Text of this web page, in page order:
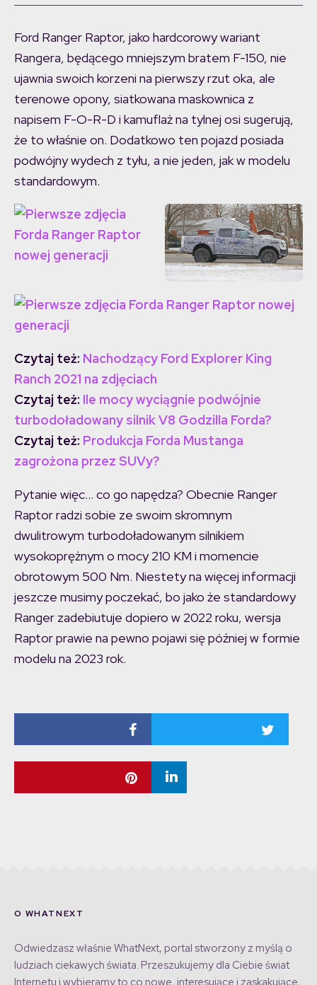
Ford Ranger Raptor, jako hardcorowy wariant
Rangera, będącego mniejszym bratem F-150, nie
ujawnia swoich korzeni na pierwszy rzut oka, ale
terenowe opony, siatkowana maskownica z
napisem F-O-R-D i kamuflaż na tylnej osi sugerują,
że to właśnie on. Dodatkowo ten pojazd posiada
podwójny wydech z tyłu, a nie jeden, jak w modelu
standardowym.
Czytaj też: Nachodzący Ford Explorer King
Ranch 2021 na zdjęciach
Czytaj też: Ile mocy wyciągnie podwójnie
turbodoładowany silnik V8 Godzilla Forda?
Czytaj też: Produkcja Forda Mustanga
zagrożona przez SUVy?
Pytanie więc… co go napędza? Obecnie Ranger
Raptor radzi sobie ze swoim skromnym
dwulitrowym turbodoładowanym silnikiem
wysokoprężnym o mocy 210 KM i momencie
obrotowym 500 Nm. Niestety na więcej informacji
jeszcze musimy poczekać, bo jako że standardowy
Ranger zadebiutuje dopiero w 2022 roku, wersja
Raptor prawie na pewno pojawi się później w formie
modelu na 2023 rok.
O WHATNEXT
Odwiedzasz właśnie WhatNext, portal stworzony z myślą o
ludziach ciekawych świata. Przeszukujemy dla Ciebie świat